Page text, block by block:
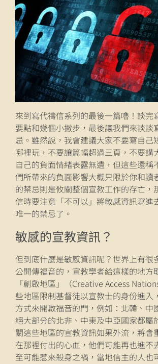
來到寫代禱信系列的最後一篇嚕！談完
要點和幾個小撇步，最後讓我們來談談
忌。雖然說，我會建議大家不要寫自己
哪裡玩，不要讓篇幅超過三頁，不要講
自己的負面情緒表露無遺，但這些還稱
們所帶來的負面影響大概只限於你和讀
的禁忌則是攸關整個宣教工作的存亡，
信時要注意「不可以」將敏感資訊寫進
唯一的禁忌了。
敏感的宣教資訊？
但到底什麼是敏感資訊呢？世界上有很
公開傳福音的，宣教學者給這樣的地方
「創啟地區」（Creative Access
些地區限制基督徒以宣教士的身份進入
方式來開啟福音的門，例如：北韓、中
絕大部分的北非、中東及中亞國家都屬
關這些地區的宣教資訊如果外流，將會
在那裡付出的心血，他們可能再也進不
至可能惹來殺身之禍，當地信主的人也